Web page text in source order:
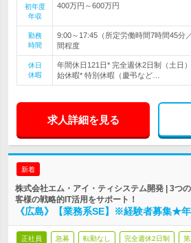
初年度
年収
400万円～600万円
勤務
時間
9:00～17:45（所定労働時間7時間45分
間程度
休日
休暇
年間休日121日* 完全週休2日制（土日
始休暇* 特別休暇（慶弔など…
求人詳細を見る
新着
株式会社エム・アイ・ティシステム開発 | 3つ
客様の戦略的IT活用をサポート！
《広島》【業務系SE】※経験者募集★
正社員 急募 転勤なし 完全週休2日制